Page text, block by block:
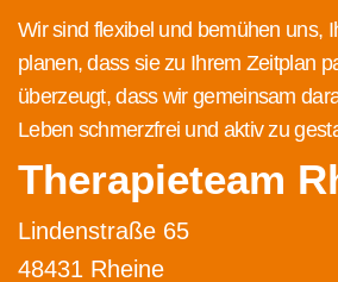
Wir sind flexibel und bemühen uns,
planen, dass sie zu Ihrem Zeitplan
überzeugt, dass wir gemeinsam
Leben schmerzfrei und aktiv zu
Therapieteam
Lindenstraße 65
48431 Rheine